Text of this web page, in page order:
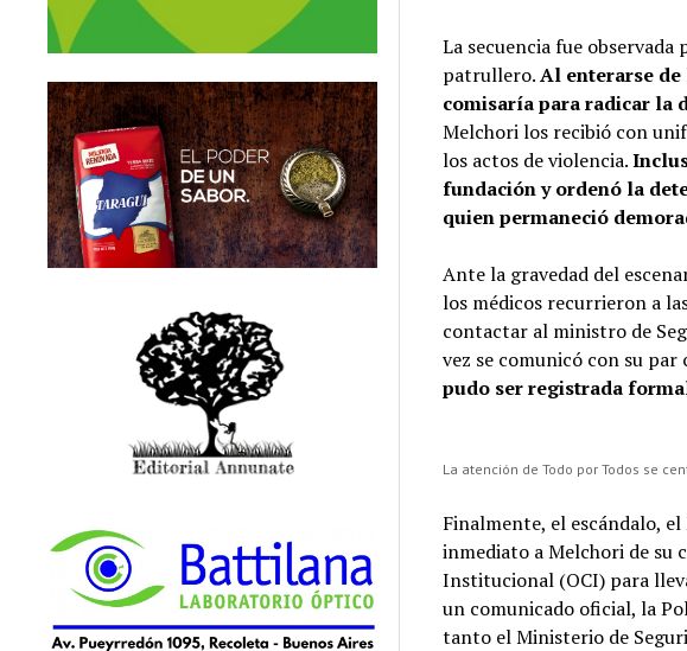
La secuencia fue
patrullero.Al enterarse
comisaría para radicar la
Melchori los recibió con
los actos de violencia.
fundación y ordenó la
quien permaneció
Ante la gravedad del
los médicos recurrieron a
contactar al ministro de
vez se comunicó con su par
pudo ser registrada
La atención de Todo por Todos se
Finalmente, el escándalo,
inmediato a Melchori de su
Institucional (OCI) para
un comunicado oficial, la
tanto el Ministerio de